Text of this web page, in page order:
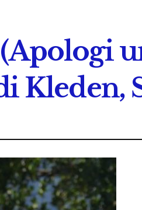
Kleden,